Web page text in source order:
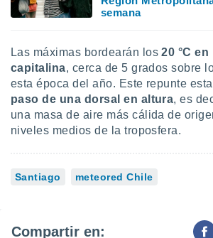
semana
Las máximas bordearán los20 °C
capitalina, cerca de 5 grados sobre
esta época del año. Este repunte
paso de una dorsal en altura, es
una masa de aire más cálida de
niveles medios de la troposfera.
Santiago meteored Chile
Compartir en: